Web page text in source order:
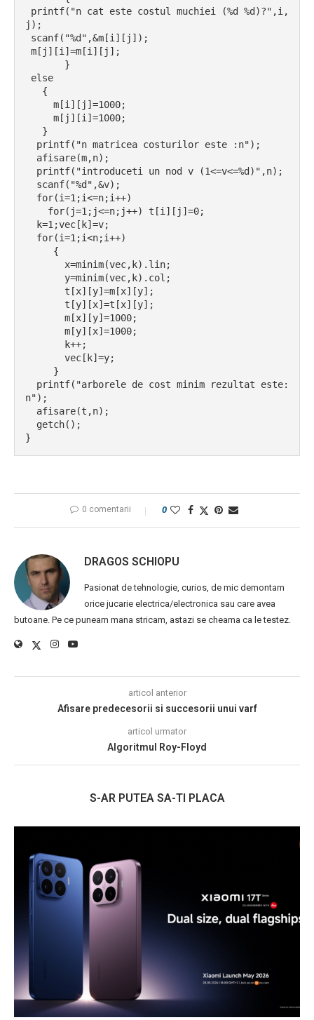
j);
scanf("%d",&m[i][j]);
m[j][i]=m[i][j];
       }
else
   {
     m[i][j]=1000;
     m[j][i]=1000;
   }
  printf("n matricea costurilor este :n");
  afisare(m,n);
  printf("introduceti un nod v (1<=v<=%d)",n);
  scanf("%d",&v);
  for(i=1;i<=n;i++)
    for(j=1;j<=n;j++) t[i][j]=0;
  k=1;vec[k]=v;
  for(i=1;i<n;i++)
     {
       x=minim(vec,k).lin;
       y=minim(vec,k).col;
       t[x][y]=m[x][y];
       t[y][x]=t[x][y];
       m[x][y]=1000;
       m[y][x]=1000;
       k++;
       vec[k]=y;
     }
n");
  afisare(t,n);
  getch();
}
0 comentarii 0
DRAGOS SCHIOPU
Pasionat de tehnologie, curios, de mic demontam
orice jucarie electrica/electronica sau care avea
butoane. Pe ce puneam mana stricam, astazi se cheama ca le testez.
articol anterior
Afisare predecesorii si succesorii unui varf
articol urmator
Algoritmul Roy-Floyd
S-AR PUTEA SA-TI PLACA